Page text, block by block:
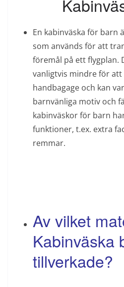
En kabinväska för barn
som används för att
föremål på ett flygplan.
vanligtvis mindre för
handbagage och kan
barnvänliga motiv och
kabinväskor för barn
funktioner, t.ex. extra
remmar.
Av vilket
Kabinväska
tillverkade?